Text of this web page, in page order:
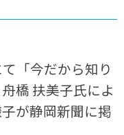
「今だから知り
橋 扶美子氏によ
が静岡新聞に掲